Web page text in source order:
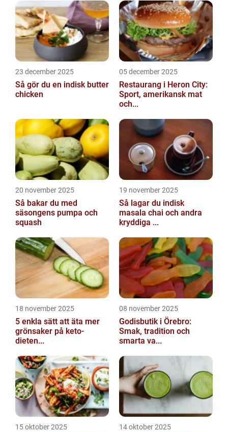
23 december 2025
Så gör du en indisk butter
chicken
05 december 2025
Restaurang i Heron City:
Sport, amerikansk mat
och...
20 november 2025
Så bakar du med
säsongens pumpa och
squash
19 november 2025
Så lagar du indisk
masala chai och andra
kryddiga ...
18 november 2025
5 enkla sätt att äta mer
grönsaker på keto-
dieten...
08 november 2025
Godisbutik i Örebro:
Smak, tradition och
smarta va...
15 oktober 2025 14 oktober 2025